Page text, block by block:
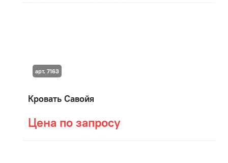
Кровать Савойя
Цена по запросу
арт. 7163